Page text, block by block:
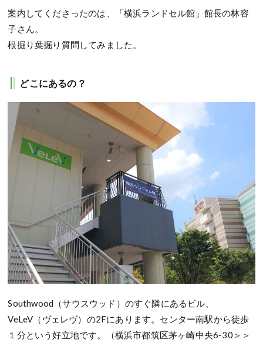
案内してくださったのは、「横浜ランドセル館」館長の林容
子さん。
根掘り葉掘り質問してみました。
どこにあるの？
Southwood（サウスウッド）のすぐ隣にあるビル、
VeLeV（ヴェレヴ）の2Fにあります。センター南駅から徒歩
１分という好立地です。（横浜市都筑区茅ヶ崎中央6-30＞＞